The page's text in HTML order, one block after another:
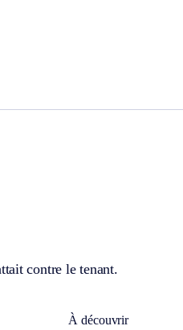
contre le tenant.
À découvrir